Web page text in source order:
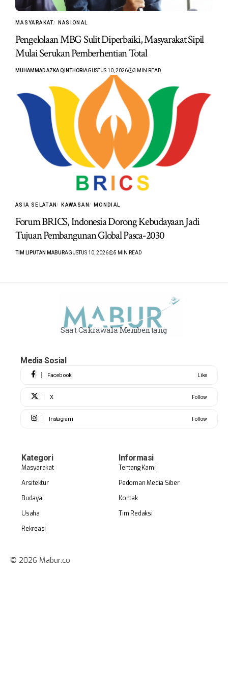
MASYARAKAT NASIONAL
Pengelolaan MBG Sulit Diperbaiki, Masyarakat Sipil
Mulai Serukan Pemberhentian Total
MUHAMMAD AZKA QINTHORI AGUSTUS 10, 2026 3 MIN READ
ASIA SELATAN KAWASAN MONDIAL
Forum BRICS, Indonesia Dorong Kebudayaan Jadi
Tujuan Pembangunan Global Pasca-2030
TIM LIPUTAN MABURAGUSTUS 10, 2026 5 MIN READ
Saat Cakrawala Membentang
Media Sosial
Facebook Like
X Follow
Instagram Follow
Kategori
Masyarakat
Arsitektur
Budaya
Usaha
Rekreasi
Informasi
Tentang Kami
Pedoman Media Siber
Kontak
Tim Redaksi
© 2026 Mabur.co